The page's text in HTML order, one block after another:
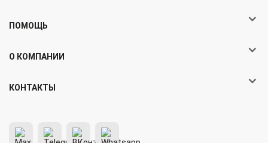
КОНТАКТЫ
ПОМОЩЬ
О КОМПАНИИ